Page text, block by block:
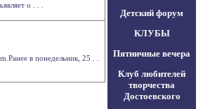
о . . .
в понедельник, 25 . .
Детский форум
КЛУБЫ
Пятничные вечера
Клуб любителей
творчества
Достоевского